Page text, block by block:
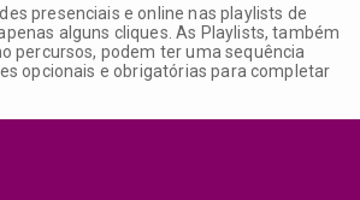
presenciais e online nas playlists de
alguns cliques. As Playlists, também
percursos, podem ter uma sequência
opcionais e obrigatórias para completar